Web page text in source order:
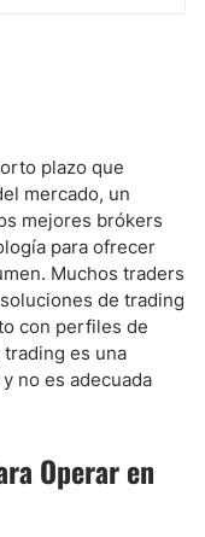
plazo que
mercado, un
mejores brókers
para ofrecer
Muchos traders
de trading
con perfiles de
es una
no es adecuada
Operar en